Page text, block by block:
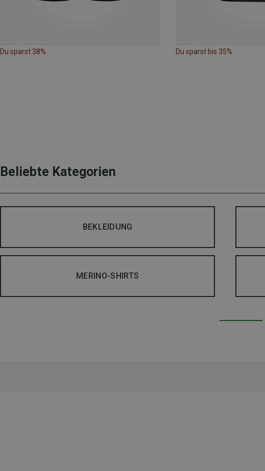
Du sparst 38% Du sparst bis 35%
Beliebte Kategorien
BEKLEIDUNG
MERINO-SHIRTS